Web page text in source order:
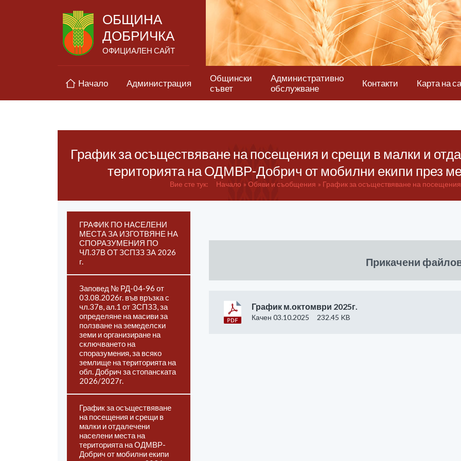
ОБЩИНА
ДОБРИЧКА
ОФИЦИАЛЕН САЙТ
Начало Администрация
Общински
съвет
Административно
обслужване
Контакти Карта на
График за осъществяване на посещения и срещи в малки и
територията на ОДМВР-Добрич от мобилни екипи през
Вие сте тук: Начало Обяви и съобщения График за осъществяване на
ГРАФИК ПО НАСЕЛЕНИ
МЕСТА ЗА ИЗГОТВЯНЕ НА
СПОРАЗУМЕНИЯ ПО
ЧЛ.37В ОТ ЗСПЗЗ ЗА 2026
г.
Заповед № РД-04-96 от
03.08.2026г. във връзка с
чл.37в, ал.1 от ЗСПЗЗ, за
определяне на масиви за
ползване на земеделски
земи и организиране на
сключването на
споразумения, за всяко
землище на територията на
обл. Добрич за стопанската
2026/2027г.
График за осъществяване
на посещения и срещи в
малки и отдалечени
населени места на
територията на ОДМВР-
Добрич от мобилни екипи
Прикачени
График м.октомври 2025г.
Качен 03.10.2025 232.45 KB